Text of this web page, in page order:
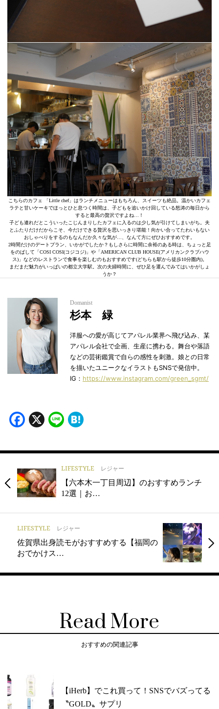
こちらのカフェ 「Little chef」はランチメニューはもちろん、スイーツも絶品。温かいカフェ
ラテと甘いケーキでほっとひと息つく時間は、子どもを追いかけ回している怒涛の毎日から
すると最高の贅沢ですよね…！
子ども連れだとこういったこじんまりしたカフェに入るのは少し気が引けてしまいがち。夫
とふたりだけだからこそ、今だけできる贅沢を思いっきり堪能！向かい合ってたわいもない
おしゃべりをするのもなんだか久々な気が…、なんて方にぜひおすすめです。
2時間だけのデートプラン、いかがでしたか？もしさらに時間に余裕のある時は、ちょっと足
をのばして「COSI COSI(コジコジ)」や「AMERICAN CLUB HOUSE(アメリカンクラブハウ
ス)」などのレストランで食事を楽しむのもおすすめです(どちらも駅から徒歩10分圏内)。
まだまだ魅力がいっぱいの都立大学駅。次の夫婦時間に、ぜひ足を運んでみてはいかがしょ
うか？
Domanist
杉本 緑
洋服への愛が高じてアパレル業界へ飛び込み、某
アパレル会社で企画、生産に携わる。舞台や落語
などの芸術鑑賞で自らの感性を刺激。娘との日常
を描いたユニークなイラストもSNSで発信中。
IG： https://www.instagram.com/green_sgmt/
Facebook
X Line
LIFESTYLE レジャー
【六本木一丁目周辺】のおすすめランチ
12選｜お…
LIFESTYLE レジャー
佐賀県出身読モがおすすめする【福岡の
おでかけス…
Read More
おすすめの関連記事
【iHerb】でこれ買って！SNSでバズってる
〝GOLD〟サプリ